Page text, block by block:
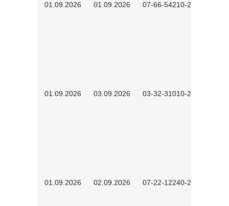
01.09.2026 01.09.2026 07-66-54210-2601
01.09.2026 03.09.2026 03-32-31010-2603
01.09.2026 02.09.2026 07-22-12240-2601